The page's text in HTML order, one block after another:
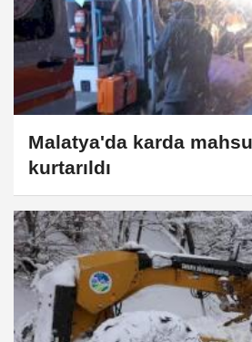
Malatya'da karda
kurtarıldı